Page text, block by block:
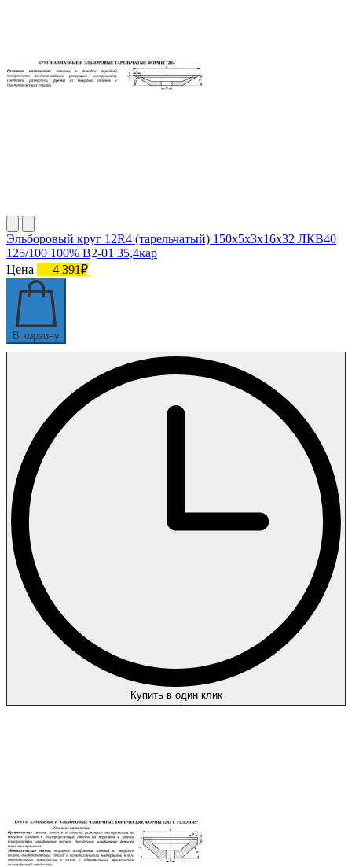
Эльборовый круг 12R4 (тарельчатый) 150х5х3х16х32 ЛКВ40
125/100 100% В2-01 35,4кар
Цена
4 391₽
В корзину
Купить в один клик